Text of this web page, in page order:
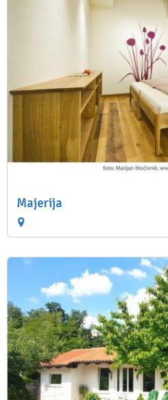
Majerija